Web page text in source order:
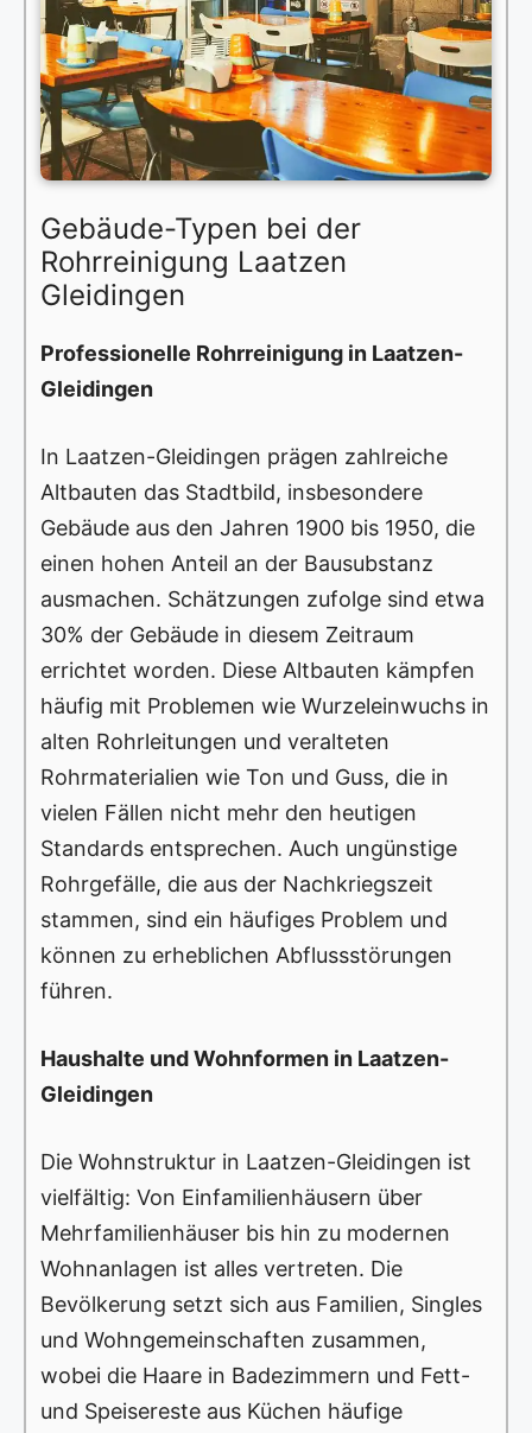
Gebäude-Typen bei der
Rohrreinigung Laatzen
Gleidingen
Professionelle Rohrreinigung in Laatzen-
Gleidingen
In Laatzen-Gleidingen prägen zahlreiche
Altbauten das Stadtbild, insbesondere
Gebäude aus den Jahren 1900 bis 1950, die
einen hohen Anteil an der Bausubstanz
ausmachen. Schätzungen zufolge sind etwa
30% der Gebäude in diesem Zeitraum
errichtet worden. Diese Altbauten kämpfen
häufig mit Problemen wie Wurzeleinwuchs in
alten Rohrleitungen und veralteten
Rohrmaterialien wie Ton und Guss, die in
vielen Fällen nicht mehr den heutigen
Standards entsprechen. Auch ungünstige
Rohrgefälle, die aus der Nachkriegszeit
stammen, sind ein häufiges Problem und
können zu erheblichen Abflussstörungen
führen.
Haushalte und Wohnformen in Laatzen-
Gleidingen
Die Wohnstruktur in Laatzen-Gleidingen ist
vielfältig: Von Einfamilienhäusern über
Mehrfamilienhäuser bis hin zu modernen
Wohnanlagen ist alles vertreten. Die
Bevölkerung setzt sich aus Familien, Singles
und Wohngemeinschaften zusammen,
wobei die Haare in Badezimmern und Fett-
und Speisereste aus Küchen häufige